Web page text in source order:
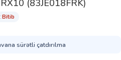
(83JE018FRK)
bi̇ti̇b
sürətli çatdırılma